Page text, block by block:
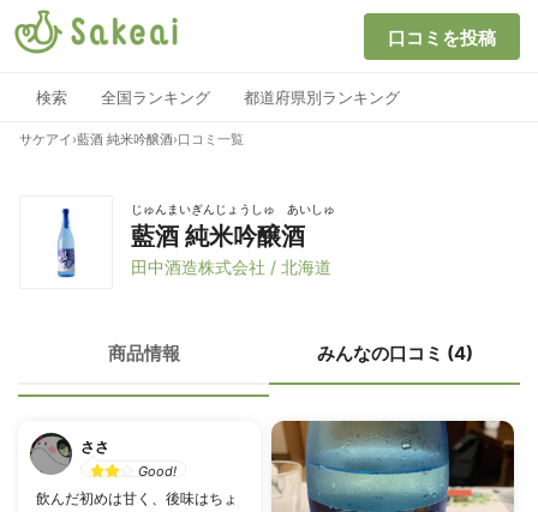
口コミを投稿
検索 全国ランキング 都道府県別ランキング
サケアイ ›藍酒 純米吟醸酒›口コミ一覧
じゅんまいぎんじょうしゅ あいしゅ
藍酒 純米吟醸酒
田中酒造株式会社 / 北海道
商品情報 みんなの口コミ (4)
ささ
Good!
飲んだ初めは甘く、後味はちょ